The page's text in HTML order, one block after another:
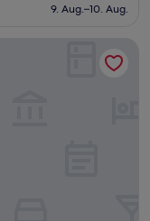
beträgt
9. Aug.–10. Aug.